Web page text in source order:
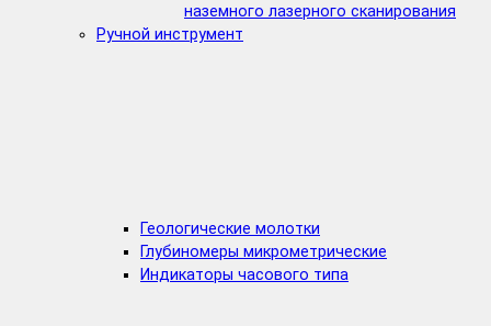
наземного лазерного сканирования
Ручной инструмент
Геологические молотки
Глубиномеры микрометрические
Индикаторы часового типа